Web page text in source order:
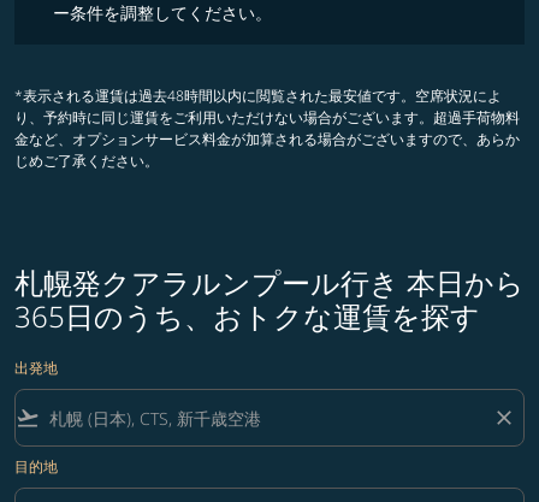
ー条件を調整してください。
*表示される運賃は過去48時間以内に閲覧された最安値です。空席状況によ
り、予約時に同じ運賃をご利用いただけない場合がございます。超過手荷物料
金など、オプションサービス料金が加算される場合がございますので、あらか
じめご了承ください。
札幌発クアラルンプール行き 本日から
365日のうち、おトクな運賃を探す
出発地
flight_takeoff close
目的地